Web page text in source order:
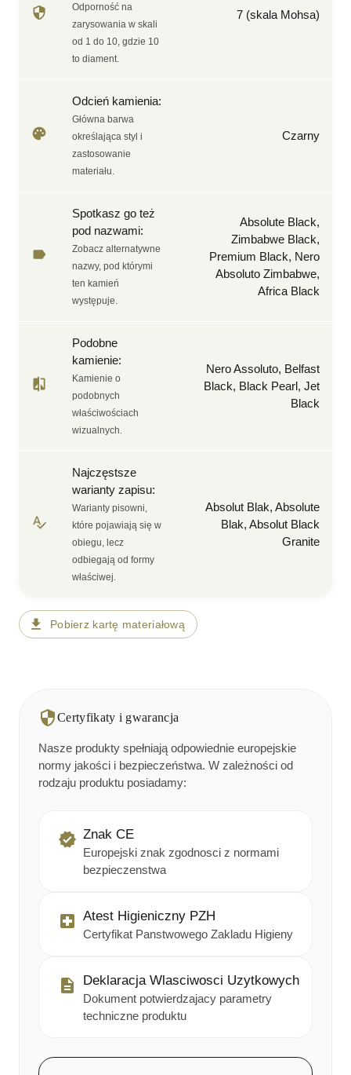
Odporność na
zarysowania w skali
od 1 do 10, gdzie 10
to diament.
7 (skala Mohsa)
Odcień kamienia:
Główna barwa
określająca styl i
zastosowanie
materiału.
Czarny
Spotkasz go też
pod nazwami:
Zobacz alternatywne
nazwy, pod którymi
ten kamień
występuje.
Absolute Black,
Zimbabwe Black,
Premium Black, Nero
Absoluto Zimbabwe,
Africa Black
Podobne
kamienie:
Kamienie o
podobnych
właściwościach
wizualnych.
Nero Assoluto, Belfast
Black, Black Pearl, Jet
Black
Najczęstsze
warianty zapisu:
Warianty pisowni,
które pojawiają się w
obiegu, lecz
odbiegają od formy
właściwej.
Absolut Blak, Absolute
Blak, Absolut Black
Granite
Pobierz kartę materiałową
Certyfikaty i gwarancja
Nasze produkty spełniają odpowiednie europejskie
normy jakości i bezpieczeństwa. W zależności od
rodzaju produktu posiadamy:
Znak CE
Europejski znak zgodnosci z normami
bezpieczenstwa
Atest Higieniczny PZH
Certyfikat Panstwowego Zakladu Higieny
Deklaracja Wlasciwosci Uzytkowych
Dokument potwierdzajacy parametry
techniczne produktu